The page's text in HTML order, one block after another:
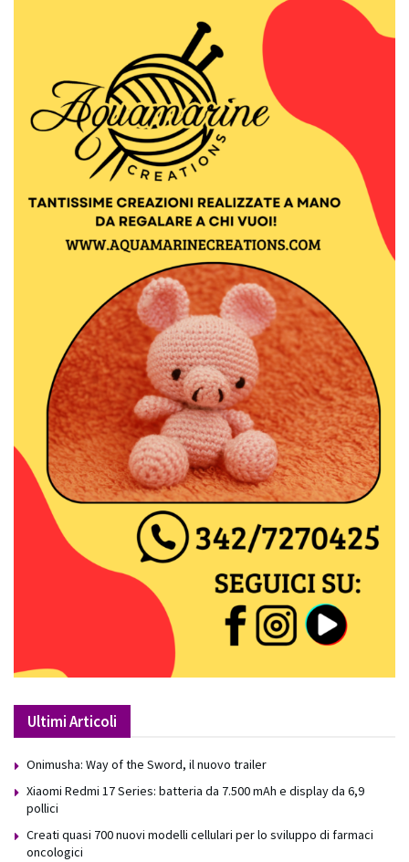
Ultimi Articoli
Onimusha: Way of the Sword, il nuovo trailer
Xiaomi Redmi 17 Series: batteria da 7.500 mAh e display da 6,9
pollici
Creati quasi 700 nuovi modelli cellulari per lo sviluppo di farmaci
oncologici